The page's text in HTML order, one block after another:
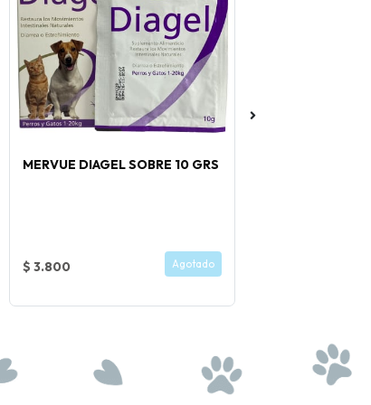
MERVUE DIAGEL SOBRE 10 GRS
$ 3.800 Agotado